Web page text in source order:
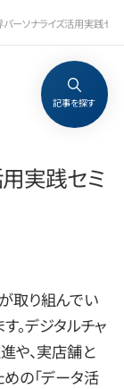
ーソナライズ活用実践セ
実践セミ
記事を探す
取り組んでい
。デジタルチャ
や、実店舗と
の「データ活